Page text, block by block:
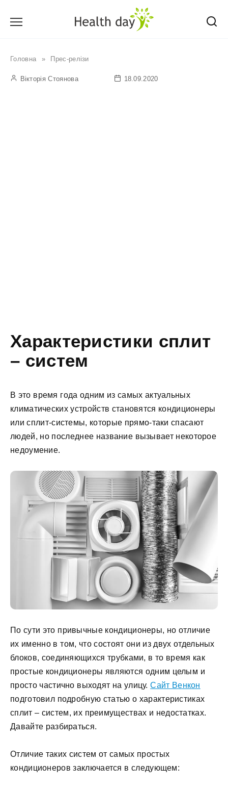
Головна » Прес-релізи
Вікторія Стоянова 18.09.2020
Характеристики сплит
– систем
В это время года одним из самых актуальных
климатических устройств становятся кондиционеры
или сплит-системы, которые прямо-таки спасают
людей, но последнее название вызывает некоторое
недоумение.
По сути это привычные кондиционеры, но отличие
их именно в том, что состоят они из двух отдельных
блоков, соединяющихся трубками, в то время как
простые кондиционеры являются одним целым и
просто частично выходят на улицу.Cайт Венкон
подготовил подробную статью о характеристиках
сплит – систем, их преимуществах и недостатках.
Давайте разбираться.
Отличие таких систем от самых простых
кондиционеров заключается в следующем: